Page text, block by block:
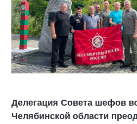
Делегация Совета шефов
Челябинской области